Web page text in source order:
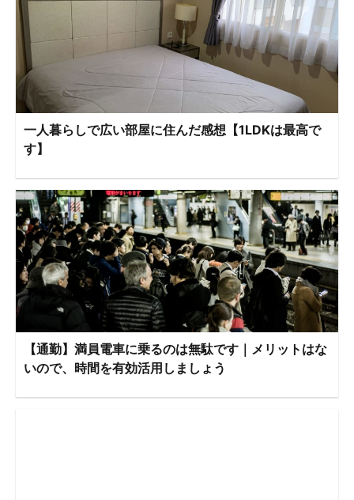
一人暮らしで広い部屋に住んだ感想【1LDKは最高で
す】
【通勤】満員電車に乗るのは無駄です｜メリットはな
いので、時間を有効活用しましょう